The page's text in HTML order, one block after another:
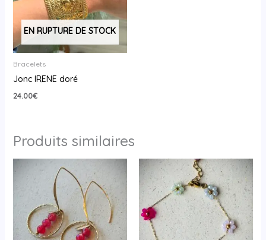
EN RUPTURE DE STOCK
Bracelets
Jonc IRENE doré
24.00€
Produits similaires